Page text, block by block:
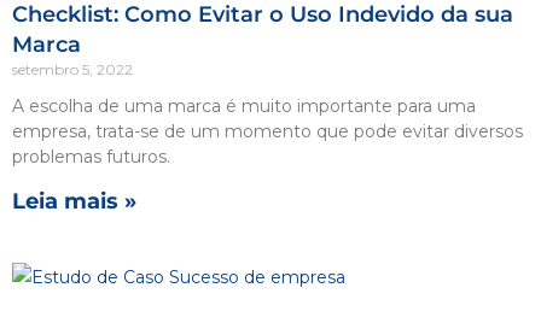
Checklist: Como Evitar o Uso Indevido da sua
Marca
setembro 5, 2022
A escolha de uma marca é muito importante para uma
empresa, trata-se de um momento que pode evitar diversos
problemas futuros.
Leia mais »